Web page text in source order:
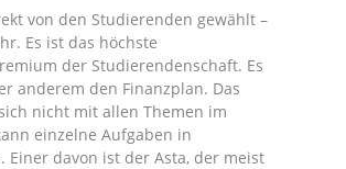
von den Studierenden gewählt –
Es ist das höchste
der Studierendenschaft. Es
anderem den Finanzplan. Das
nicht mit allen Themen im
einzelne Aufgaben in
Einer davon ist der Asta, der meist